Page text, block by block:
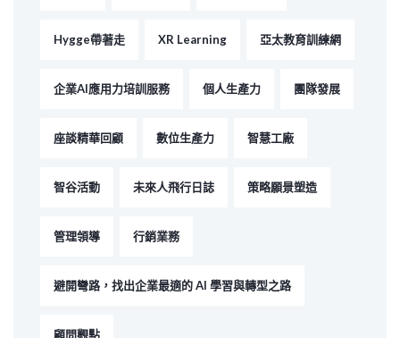
Hygge帶著走 XR Learning 亞太教育訓練網
企業AI應用力培訓服務 個人生產力 團隊發展
座談精華回顧 數位生產力 智慧工廠
智谷活動 未來人飛行日誌 策略願景塑造
管理領導 行銷業務
避開彎路，找出企業最適的 AI 學習與轉型之路
顧問觀點